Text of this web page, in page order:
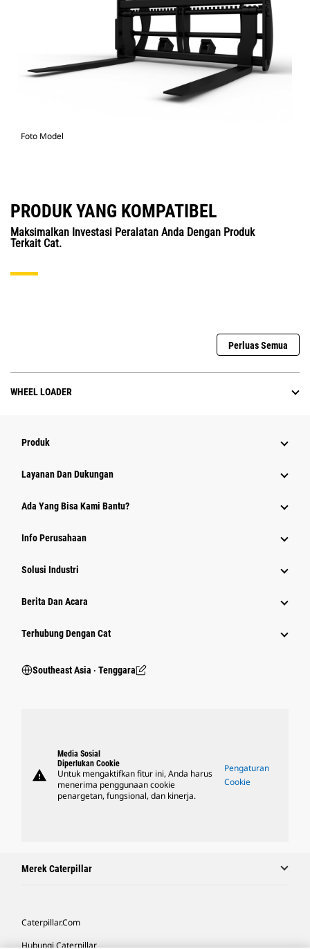
Foto Model
PRODUK YANG KOMPATIBEL
Maksimalkan Investasi Peralatan Anda Dengan Produk
Terkait Cat.
Perluas Semua
WHEEL LOADER
Produk
Layanan Dan Dukungan
Ada Yang Bisa Kami Bantu?
Info Perusahaan
Solusi Industri
Berita Dan Acara
Terhubung Dengan Cat
Southeast Asia ‧ Tenggara
warning
Media Sosial
Diperlukan Cookie
Untuk mengaktifkan fitur ini, Anda harus
menerima penggunaan cookie
penargetan, fungsional, dan kinerja.
Pengaturan
Cookie
Merek Caterpillar
Caterpillar.com
Hubungi Caterpillar